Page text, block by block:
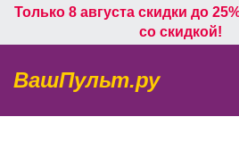
Только 8 августа скидки до
со скидкой!
ВашПульт.ру